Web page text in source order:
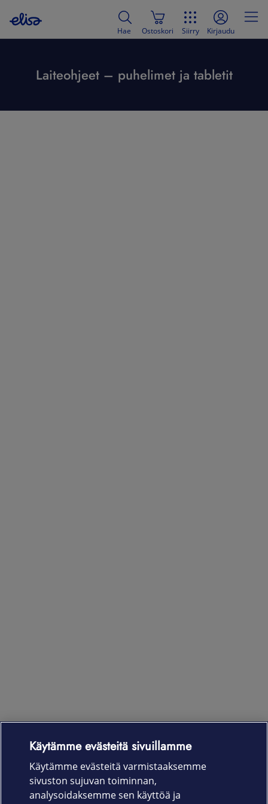
Hae Ostoskori Siirry Kirjaudu
Laiteohjeet – puhelimet ja tabletit
Laitteet & liittymät
Palvelut
Käytämme evästeitä sivuillamme
Käytämme evästeitä varmistaaksemme
sivuston sujuvan toiminnan,
analysoidaksemme sen käyttöä ja